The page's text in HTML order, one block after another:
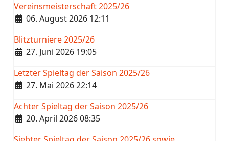
Vereinsmeisterschaft 2025/26
Details
06. August 2026 12:11
Blitzturniere 2025/26
Details
27. Juni 2026 19:05
Letzter Spieltag der Saison 2025/26
Details
27. Mai 2026 22:14
Achter Spieltag der Saison 2025/26
Details
20. April 2026 08:35